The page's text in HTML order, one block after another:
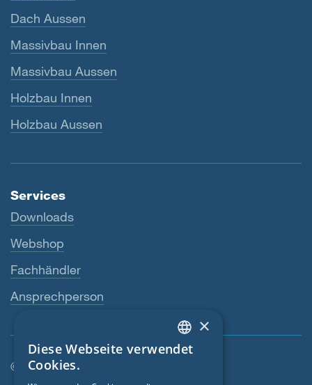
Dach Aussen
Massivbau Innen
Massivbau Aussen
Holzbau Innen
Holzbau Aussen
Services
Downloads
Webshop
Fachhändler
Ansprechperson
© SIGA 2026
ENGLISH
×
Diese Webseite verwendet
Cookies.